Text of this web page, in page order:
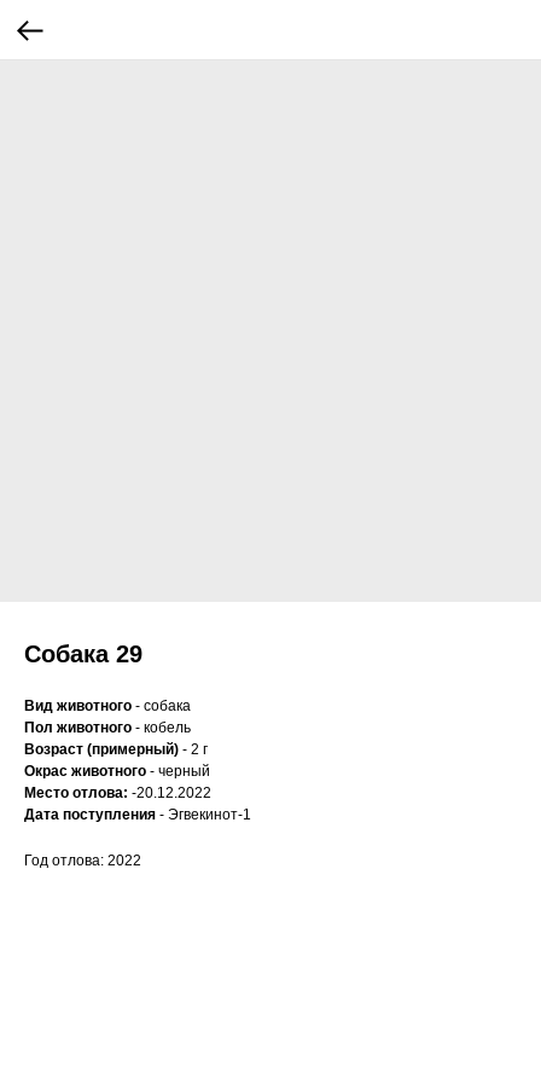
Собака 29
Вид животного - собака
Пол животного - кобель
Возраст (примерный) - 2 г
Окрас животного - черный
Место отлова: -20.12.2022
Дата поступления - Эгвекинот-1
Год отлова: 2022